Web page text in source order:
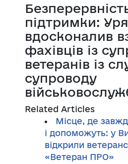
підтримки:
вдосконалив
фахівців із
ветеранів із
супроводу
Related Articles
Місце, де
і допоможуть: у
відкрили
«Ветеран ПРО»